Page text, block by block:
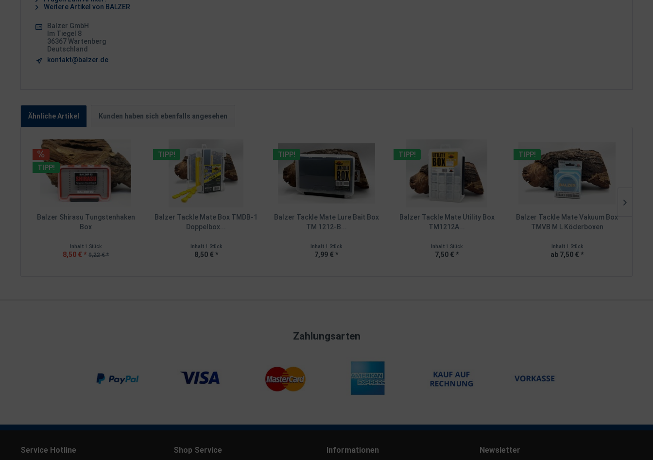
Weitere Artikel von BALZER
Balzer GmbH
Im Tiegel 8
36367 Wartenberg
Deutschland
kontakt@balzer.de
Ähnliche Artikel Kunden haben sich ebenfalls angesehen
TIPP!
Balzer Shirasu Tungstenhaken
Box
Inhalt1 Stück
8,50 € * 9,22 € *
TIPP!
Balzer Tackle Mate Box TMDB-1
Doppelbox...
Inhalt 1 Stück
8,50 € *
TIPP!
Balzer Tackle Mate Lure Bait Box
TM 1212-B...
Inhalt1 Stück
7,99 € *
TIPP!
Balzer Tackle Mate Utility Box
TM1212A...
Inhalt1 Stück
7,50 € *
TIPP!
Balzer Tackle Mate Vakuum Box
TMVB M L Köderboxen
Inhalt 1 Stück
ab 7,50 € *
Zahlungsarten
Service Hotline Shop Service Informationen Newsletter